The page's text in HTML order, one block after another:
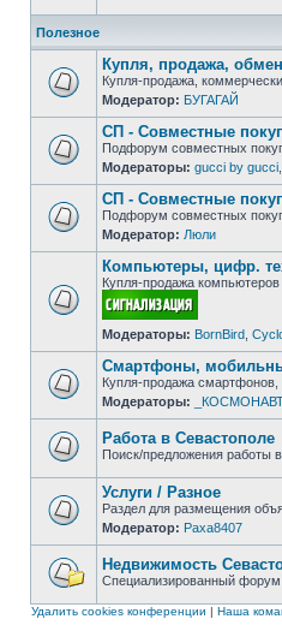
непрочитанных
сообщений
Полезное
Нет
непрочитанных
сообщений
Купля, продажа, обмен
Купля-продажа,
Модератор: БУГАГАЙ
Нет
непрочитанных
сообщений
СП - Совместные
Подфорум совместных
Модераторы: gucci by gucci
Нет
непрочитанных
сообщений
СП - Совместные
Подфорум совместных
Модератор: Люли
Нет
непрочитанных
Компьютеры, цифр.
Купля-продажа
Модераторы: BornBird
Нет
непрочитанных
сообщений
Смартфоны,
Купля-продажа
Модераторы:
непрочитанных
сообщений
Работа в Севастополе
Поиск/предложения работы
Нет
непрочитанных
сообщений
Услуги / Разное
Раздел для размещения
Модератор: Paxa8407
непрочитанных
сообщений
Недвижимость
Специализированный форум
Удалить cookies конференции | Наша